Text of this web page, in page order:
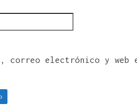
correo electrónico y